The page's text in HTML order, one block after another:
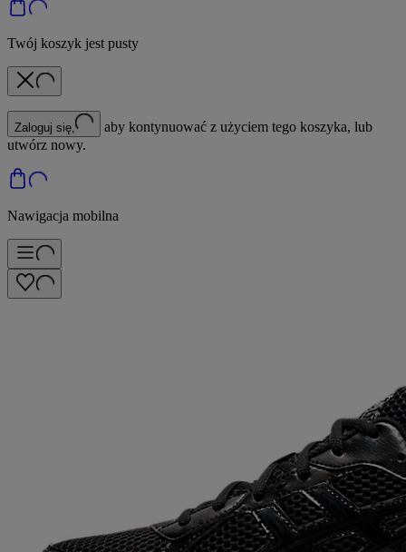
Twój koszyk jest pusty
Zaloguj się,
aby kontynuować z użyciem tego koszyka, lub
utwórz nowy.
Nawigacja mobilna